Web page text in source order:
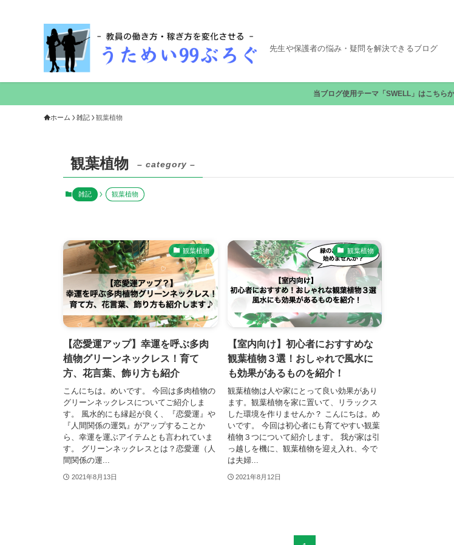
先生や保護者の悩み・疑問を解決できるブログ
当ブログ使用テーマ「SWELL」はこちら
ホーム 雑記 観葉植物
観葉植物 – category –
雑記 観葉植物
観葉植物
【恋愛運アップ】幸運を呼ぶ多肉
植物グリーンネックレス！育て
方、花言葉、飾り方も紹介
こんにちは。めいです。 今回は多肉植物の
グリーンネックレスについてご紹介しま
す。 風水的にも縁起が良く、『恋愛運』や
『人間関係の運気』がアップすることか
ら、幸運を運ぶアイテムとも言われていま
す。 グリーンネックレスとは？恋愛運（人
間関係の運...
2021年8月13日
観葉植物
【室内向け】初心者におすすめな
観葉植物３選！おしゃれで風水に
も効果があるものを紹介！
観葉植物は人や家にとって良い効果があり
ます。観葉植物を家に置いて、リラックス
した環境を作りませんか？ こんにちは。め
いです。 今回は初心者にも育てやすい観葉
植物３つについて紹介します。 我が家は引
っ越しを機に、観葉植物を迎え入れ、今で
は夫婦...
2021年8月12日